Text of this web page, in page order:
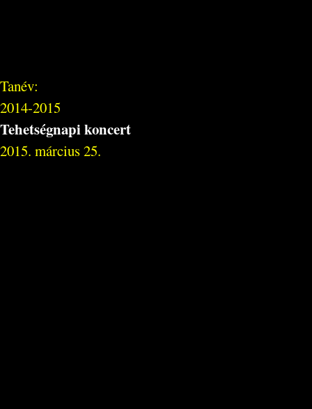
Tanév:
2014-2015
Tehetségnapi koncert
2015. március 25.